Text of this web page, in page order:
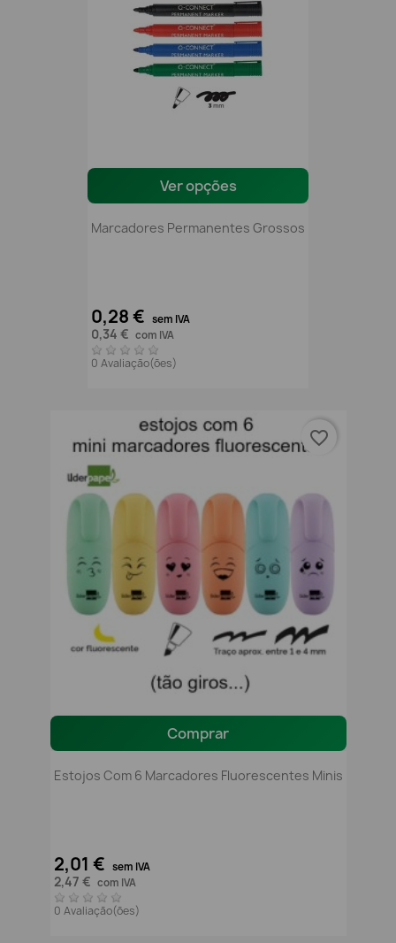
Ver opções
Marcadores Permanentes Grossos
0,28 € sem IVA
0,34 € com IVA
0 Avaliação(ões)
Comprar
Estojos Com 6 Marcadores Fluorescentes Minis
2,01 € sem IVA
2,47 € com IVA
0 Avaliação(ões)
favorite_border